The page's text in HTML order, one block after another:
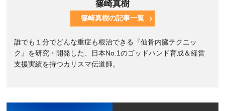
篠崎真樹
篠崎真樹の記事一覧
誰でも１分でどんな重症も根治できる『仙骨内臓テクニッ
ク』を研究・開発した、日本No.1のゴッドハンド育成＆経営
支援実績を持つカリスマ伝道師。